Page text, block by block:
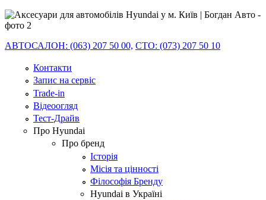
АВТОСАЛОН: (063) 207 50 00, СТО: (073) 207 50 10
Контакти
Запис на сервіс
Trade-in
Відеоогляд
Тест-Драйв
Про Hyundai
Про бренд
Історія
Місія та цінності
Філософія Бренду
Hyundai в Україні